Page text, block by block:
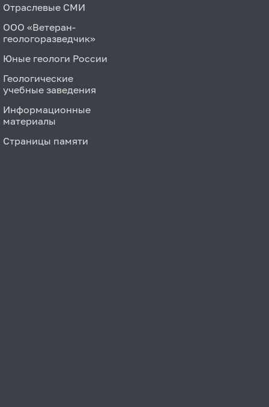
Отраслевые СМИ
ООО «Ветеран-
геологоразведчик»
Юные геологи России
Геологические
учебные заведения
Информационные
материалы
Страницы памяти